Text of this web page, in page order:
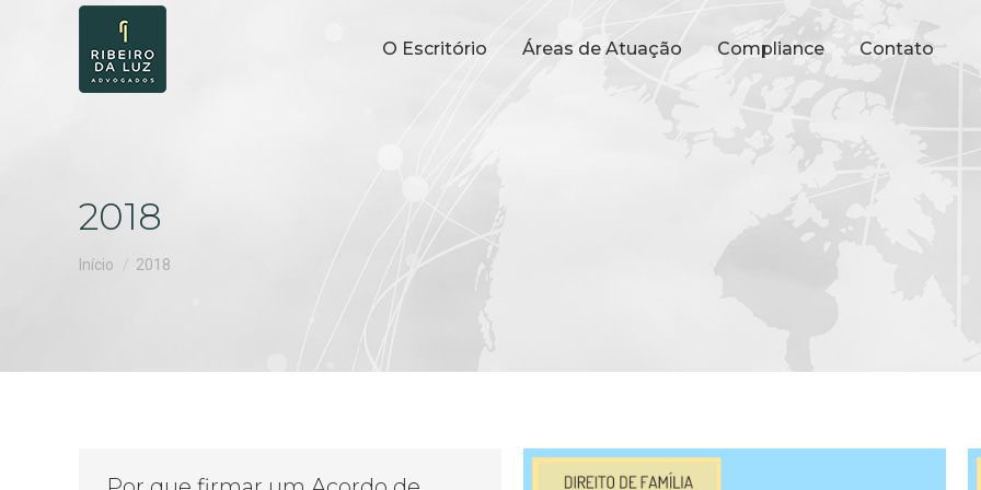
O Escritório Áreas de Atuação Compliance Contato
2018
Você está aqui:
Início 2018